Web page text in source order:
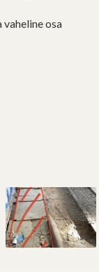
vaheline osa